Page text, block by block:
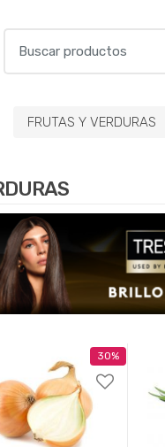
o
FRUTAS Y VERDURAS
30%